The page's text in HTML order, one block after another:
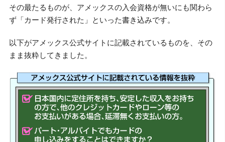
その最たるものが、アメックスの入会資格が無いにも関わら
ず「カード発行された」といった書き込みです。
以下がアメックス公式サイトに記載されているものを、その
まま抜粋してきました。